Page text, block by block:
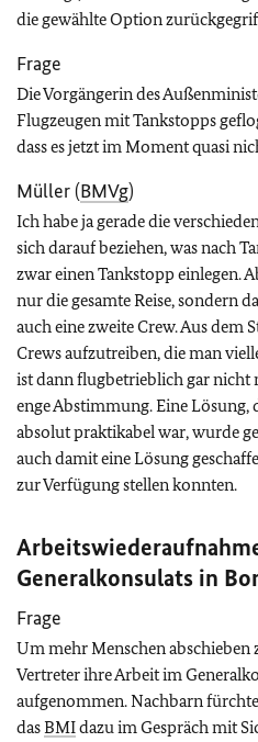
die gewählte Option
Frage
Die Vorgängerin des
Flugzeugen mit Tankstopps
dass es jetzt im Moment quasi
Müller (BMVg)
Ich habe ja gerade die
sich darauf beziehen, was nach
zwar einen Tankstopp einlegen.
nur die gesamte Reise, sondern
auch eine zweite Crew. Aus dem
Crews aufzutreiben, die man
ist dann flugbetrieblich gar nicht
enge Abstimmung. Eine
absolut praktikabel war, wurde
auch damit eine Lösung
zur Verfügung stellen konnten.
Generalkonsulats in
Frage
Um mehr Menschen abschieben
Vertreter ihre Arbeit im
aufgenommen. Nachbarn
dasBMIdazu im Gespräch mit